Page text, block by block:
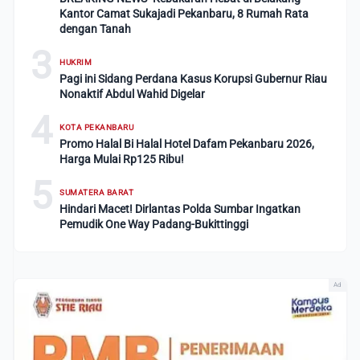
Kantor Camat Sukajadi Pekanbaru, 8 Rumah Rata
dengan Tanah
3 HUKRIM
Pagi ini Sidang Perdana Kasus Korupsi Gubernur Riau
Nonaktif Abdul Wahid Digelar
4 KOTA PEKANBARU
Promo Halal Bi Halal Hotel Dafam Pekanbaru 2026,
Harga Mulai Rp125 Ribu!
5 SUMATERA BARAT
Hindari Macet! Dirlantas Polda Sumbar Ingatkan
Pemudik One Way Padang-Bukittinggi
Ad